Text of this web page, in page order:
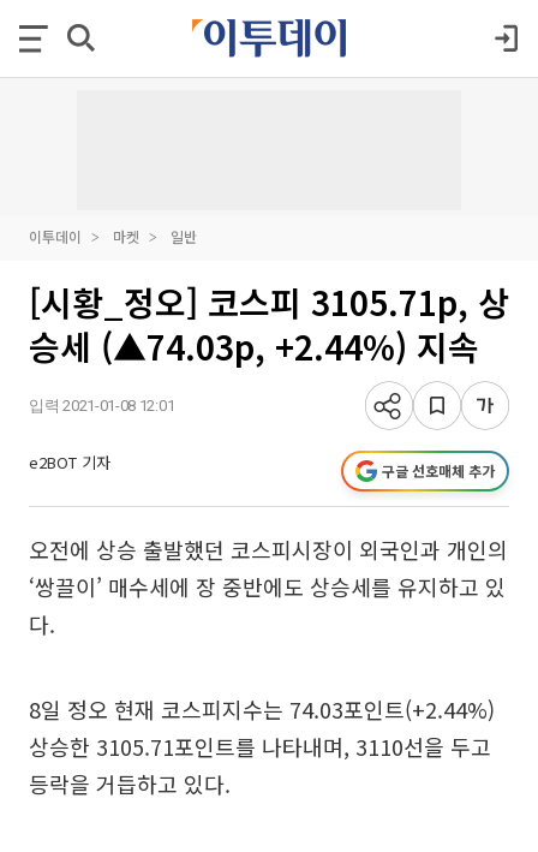
이투데이 마켓 일반
[시황_정오] 코스피 3105.71p, 상
승세 (▲74.03p, +2.44%) 지속
입력 2021-01-08 12:01
e2BOT 기자 구글 선호매체 추가
오전에 상승 출발했던 코스피시장이 외국인과 개인의
‘쌍끌이’ 매수세에 장 중반에도 상승세를 유지하고 있
다.
8일 정오 현재 코스피지수는 74.03포인트(+2.44%)
상승한 3105.71포인트를 나타내며, 3110선을 두고
등락을 거듭하고 있다.